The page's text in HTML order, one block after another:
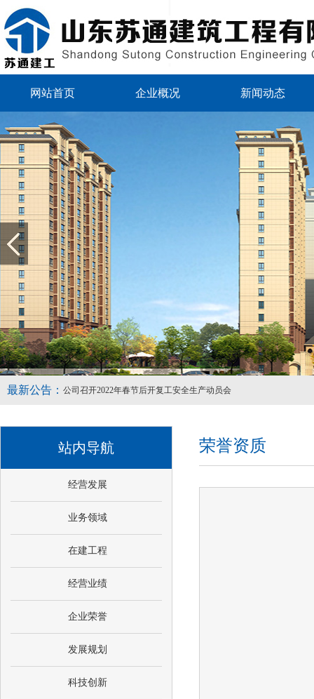
网站首页 企业概况 新闻动态
最新公告：
公司召开2022年春节后开复工安全生产动员会
站内导航
经营发展
业务领域
在建工程
经营业绩
企业荣誉
发展规划
科技创新
荣誉资质